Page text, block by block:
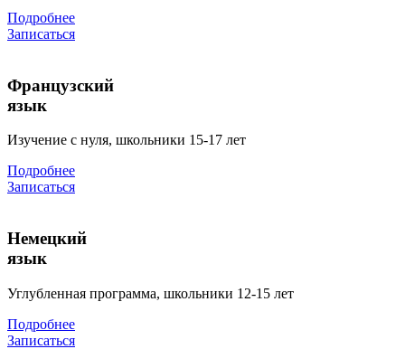
Подробнее
Записаться
Французский
язык
Изучение с нуля, школьники 15-17 лет
Подробнее
Записаться
Немецкий
язык
Углубленная программа, школьники 12-15 лет
Подробнее
Записаться